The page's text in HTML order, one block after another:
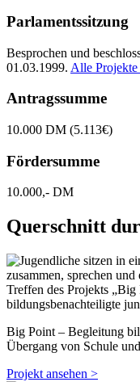
Parlamentssitzung
Besprochen und
01.03.1999. Alle Projekte
Antragssumme
10.000 DM (5.113€)
Fördersumme
10.000,- DM
Querschnitt
Big Point – Begleitung
Übergang von Schule
Projekt ansehen >